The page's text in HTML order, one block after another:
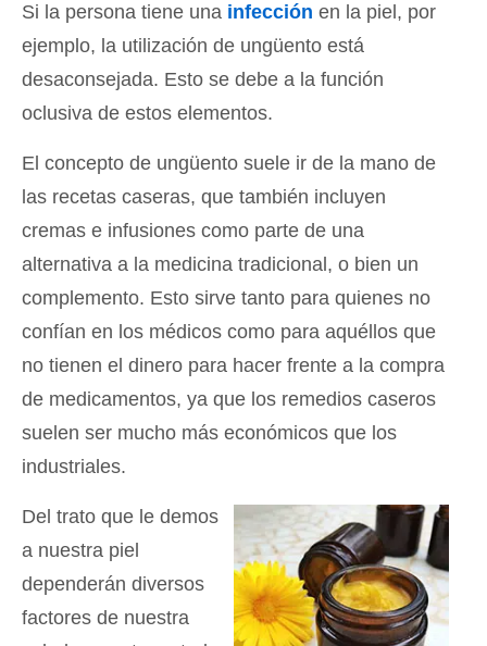
Si la persona tiene una infección en la piel, por
ejemplo, la utilización de ungüento está
desaconsejada. Esto se debe a la función
oclusiva de estos elementos.
El concepto de ungüento suele ir de la mano de
las recetas caseras, que también incluyen
cremas e infusiones como parte de una
alternativa a la medicina tradicional, o bien un
complemento. Esto sirve tanto para quienes no
confían en los médicos como para aquéllos que
no tienen el dinero para hacer frente a la compra
de medicamentos, ya que los remedios caseros
suelen ser mucho más económicos que los
industriales.
Del trato que le demos
a nuestra piel
dependerán diversos
factores de nuestra